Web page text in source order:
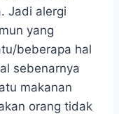
Jadi alergi
yang
beberapa hal
sebenarnya
makanan
orang tidak